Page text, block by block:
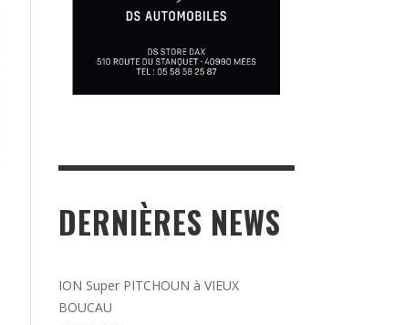
DERNIÈRES NEWS
ION Super PITCHOUN à VIEUX
BOUCAU